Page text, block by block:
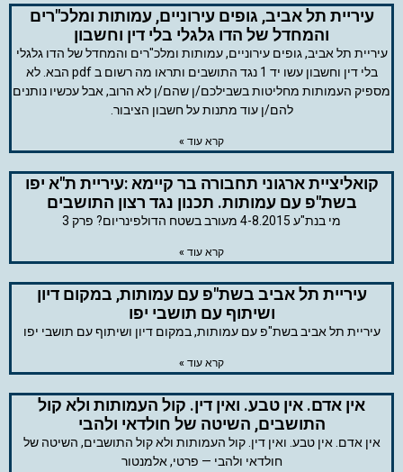
עיריית תל אביב, גופים עירוניים, עמותות ומלכ"רים
והמחדל של הדו גלגלי בלי דין וחשבון
עיריית תל אביב, גופים עירוניים, עמותות ומלכ"רים והמחדל של הדו גלגלי
בלי דין וחשבון עשו יד 1 נגד התושבים ותראו מה רשום ב pdf הבא. לא
מספיק העמותות מחליטות בשבילכם/ן שהם/ן לא הרוב, אבל עכשיו נותנים
להם/ן עוד מתנות על חשבון הציבור.
קרא עוד »
קואליציית ארגוני תחבורה בר קיימא :עיריית ת"א יפו
בשת"פ עם עמותות. תכנון נגד רצון התושבים
מי בנת"ע 4-8.2015 מעורב בשטח הדולפינריום? פרק 3
קרא עוד »
עיריית תל אביב בשת"פ עם עמותות, במקום דיון
ושיתוף עם תושבי יפו
עיריית תל אביב בשת"פ עם עמותות, במקום דיון ושיתוף עם תושבי יפו
קרא עוד »
אין אדם. אין טבע. ואין דין. קול העמותות ולא קול
התושבים, השיטה של חולדאי ולהבי
אין אדם. אין טבע. ואין דין. קול העמותות ולא קול התושבים, השיטה של
חולדאי ולהבי — פרטי, אלמנטור